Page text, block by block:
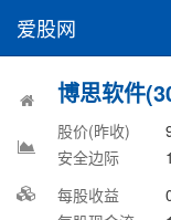
爱股网
博思软件
股价(昨收)
安全边际
每股收益